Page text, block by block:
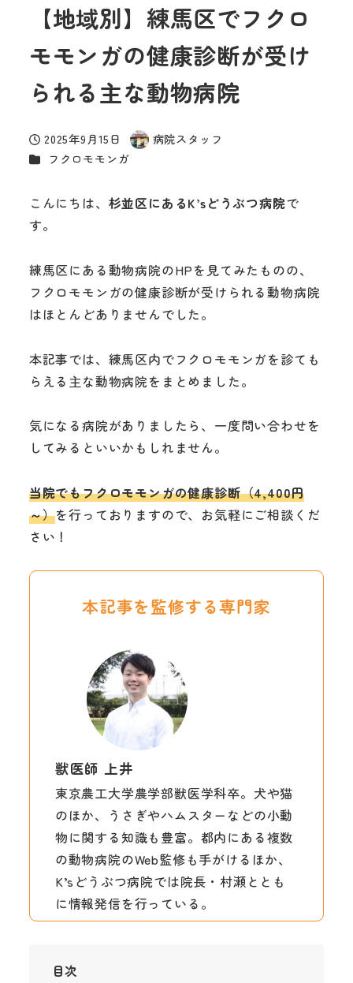
【地域別】練馬区でフクロ
モモンガの健康診断が受け
られる主な動物病院
投稿日
2025年9月15日
著
病院スタッフ
カテゴリー
フクロモモンガ
こんにちは、 杉並区にあるK’sどうぶつ病院で
す。
練馬区にある動物病院のHPを見てみたものの、
フクロモモンガの健康診断が受けられる動物病院
はほとんどありませんでした。
本記事では、練馬区内でフクロモモンガを診ても
らえる主な動物病院をまとめました。
気になる病院がありましたら、一度問い合わせを
してみるといいかもしれません。
当院でもフクロモモンガの健康診断（4,400円
～）を行っておりますので、お気軽にご相談くだ
さい！
本記事を監修する専門家
獣医師 上井
東京農工大学農学部獣医学科卒。犬や猫
のほか、うさぎやハムスターなどの小動
物に関する知識も豊富。都内にある複数
の動物病院のWeb監修も手がけるほか、
K’sどうぶつ病院では院長・村瀬ととも
に情報発信を行っている。
目次